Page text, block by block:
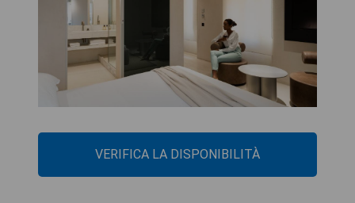
VERIFICA LA DISPONIBILITÀ